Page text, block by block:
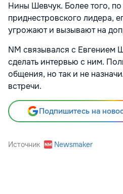
Нины Шевчук. Более того,
приднестровского лидера,
угрожают и вызывают на
NM связывался с Евгением
сделать интервью с ним.
общения, но так и не
встречи.
Подпишитесь на
Источник Newsmaker